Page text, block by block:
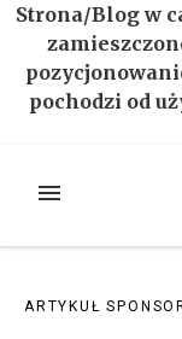
Strona/Blog w
pochodzi od
MENU
ARTYKUŁ